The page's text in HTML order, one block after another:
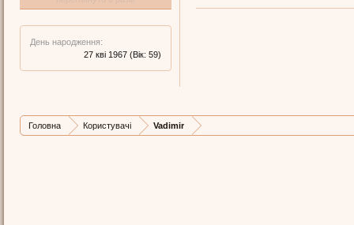
День народження:
27 кві 1967 (Вік: 59)
Головна Користувачі Vadimir